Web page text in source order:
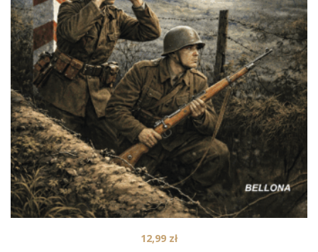
12,99 zł